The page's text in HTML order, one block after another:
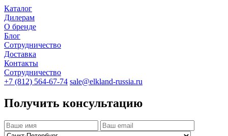
Каталог
Дилерам
О бренде
Блог
Сотрудничество
Доставка
Контакты
Сотрудничество
+7 (812) 564-67-74 sale@elkland-russia.ru
Получить консультацию